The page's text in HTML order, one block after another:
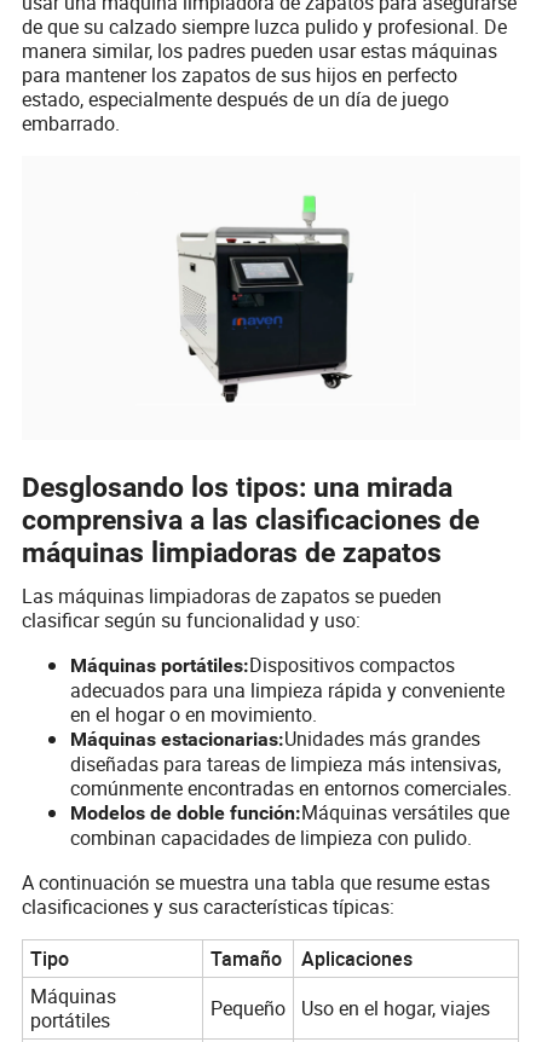
de que su calzado siempre luzca pulido y profesional. De
manera similar, los padres pueden usar estas máquinas
para mantener los zapatos de sus hijos en perfecto
estado, especialmente después de un día de juego
embarrado.
Desglosando los tipos: una mirada
comprensiva a las clasificaciones de
máquinas limpiadoras de zapatos
Las máquinas limpiadoras de zapatos se pueden
clasificar según su funcionalidad y uso:
Máquinas portátiles:Dispositivos compactos
adecuados para una limpieza rápida y conveniente
en el hogar o en movimiento.
Máquinas estacionarias:Unidades más grandes
diseñadas para tareas de limpieza más intensivas,
comúnmente encontradas en entornos comerciales.
Modelos de doble función:Máquinas versátiles que
combinan capacidades de limpieza con pulido.
A continuación se muestra una tabla que resume estas
clasificaciones y sus características típicas:
Tipo
Tamaño
Aplicaciones
Máquinas
portátiles
Pequeño
Uso en el hogar, viajes